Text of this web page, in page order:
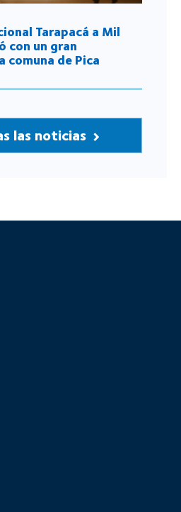
Tarapacá a Mil
con un gran
comuna de Pica
las noticias